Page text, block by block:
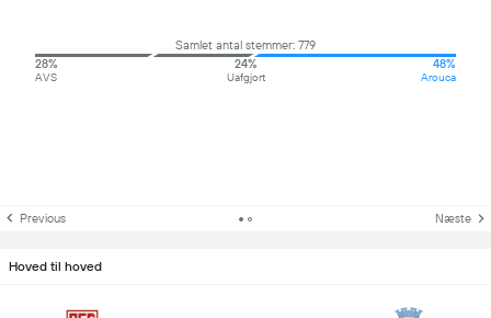
Samlet antal stemmer: 779
28%
AVS
24%
Uafgjort
48%
Arouca
Previous Næste
Hoved til hoved